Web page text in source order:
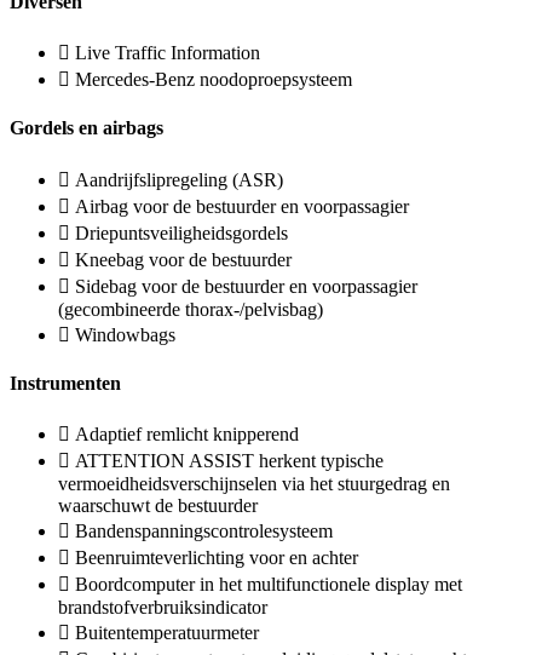
Live Traffic Information
Mercedes-Benz noodoproepsysteem
Gordels en airbags
Aandrijfslipregeling (ASR)
Airbag voor de bestuurder en voorpassagier
Driepuntsveiligheidsgordels
Kneebag voor de bestuurder
Sidebag voor de bestuurder en voorpassagier
(gecombineerde thorax-/pelvisbag)
Windowbags
Instrumenten
Adaptief remlicht knipperend
ATTENTION ASSIST herkent typische
vermoeidheidsverschijnselen via het stuurgedrag en
waarschuwt de bestuurder
Bandenspanningscontrolesysteem
Beenruimteverlichting voor en achter
Boordcomputer in het multifunctionele display met
brandstofverbruiksindicator
Buitentemperatuurmeter